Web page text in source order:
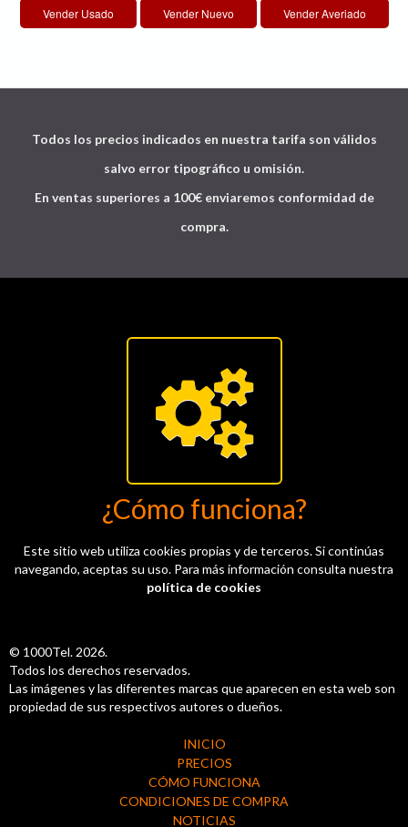
Todos los precios indicados en nuestra tarifa son válidos
salvo error tipográfico u omisión.
En ventas superiores a 100€ enviaremos conformidad de
compra.
¿Cómo funciona?
Este sitio web utiliza cookies propias y de terceros. Si continúas
navegando, aceptas su uso. Para más información consulta nuestra
política de cookies
© 1000Tel. 2026.
Todos los derechos reservados.
Las imágenes y las diferentes marcas que aparecen en esta web son
propiedad de sus respectivos autores o dueños.
INICIO
PRECIOS
CÓMO FUNCIONA
CONDICIONES DE COMPRA
NOTICIAS